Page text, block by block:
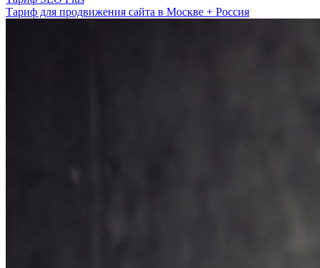
Тариф для продвижения сайта в Москве + Россия